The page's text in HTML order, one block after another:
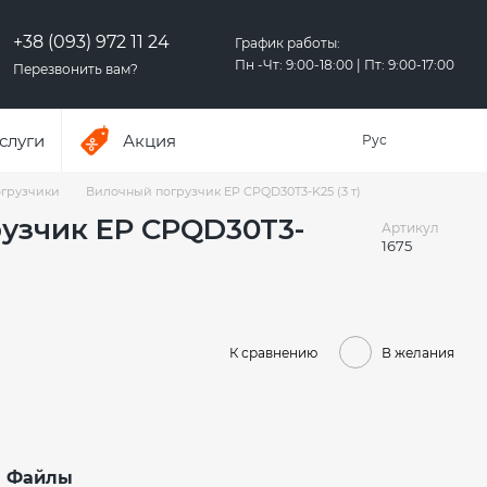
+38 (093) 972 11 24
Перезвонить вам?
График работы:
Пн -Чт: 9:00-18:00 | Пт: 9:00-17:00
Акция Рус
Вилочный погрузчик EP CPQD30T3-K25 (3 т)
EP CPQD30T3-
Артикул
1675
К сравнению В желания
Файлы